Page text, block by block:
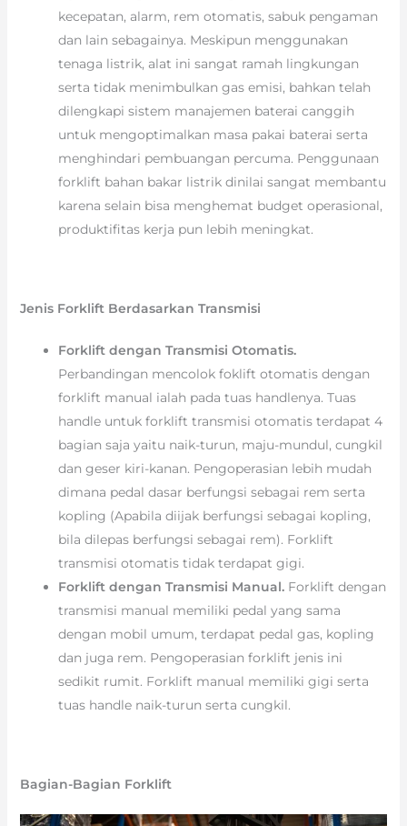
kecepatan, alarm, rem otomatis, sabuk pengaman
dan lain sebagainya. Meskipun menggunakan
tenaga listrik, alat ini sangat ramah lingkungan
serta tidak menimbulkan gas emisi, bahkan telah
dilengkapi sistem manajemen baterai canggih
untuk mengoptimalkan masa pakai baterai serta
menghindari pembuangan percuma. Penggunaan
forklift bahan bakar listrik dinilai sangat membantu
karena selain bisa menghemat budget operasional,
produktifitas kerja pun lebih meningkat.
Jenis Forklift Berdasarkan Transmisi
Forklift dengan Transmisi Otomatis.
Perbandingan mencolok foklift otomatis dengan
forklift manual ialah pada tuas handlenya. Tuas
handle untuk forklift transmisi otomatis terdapat 4
bagian saja yaitu naik-turun, maju-mundul, cungkil
dan geser kiri-kanan. Pengoperasian lebih mudah
dimana pedal dasar berfungsi sebagai rem serta
kopling (Apabila diijak berfungsi sebagai kopling,
bila dilepas berfungsi sebagai rem). Forklift
transmisi otomatis tidak terdapat gigi.
Forklift dengan Transmisi Manual.Forklift dengan
transmisi manual memiliki pedal yang sama
dengan mobil umum, terdapat pedal gas, kopling
dan juga rem. Pengoperasian forklift jenis ini
sedikit rumit. Forklift manual memiliki gigi serta
tuas handle naik-turun serta cungkil.
Bagian-Bagian Forklift